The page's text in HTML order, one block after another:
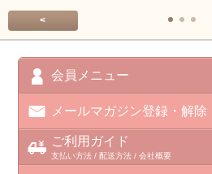
<
会員メニュー
メールマガジン登録・解除
ご利用ガイド
支払い方法 / 配送方法 / 会社概要